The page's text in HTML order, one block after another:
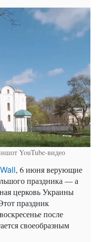
YouTube-видео
, 6 июня верующие
праздника — а
церковь Украины
праздник
после
своеобразным